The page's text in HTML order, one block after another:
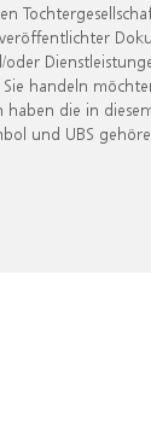
handeln
die in
und UBS